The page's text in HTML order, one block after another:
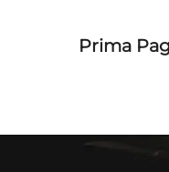
Prima